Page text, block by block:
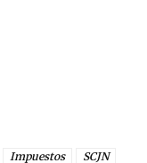
Impuestos SCJN